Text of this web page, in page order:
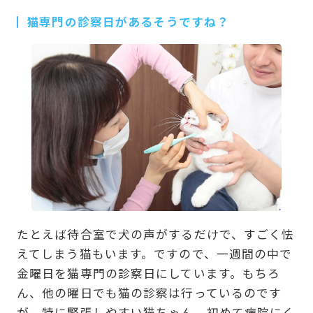
猫専門の診察日があるそうですね？
たとえば待合室で犬の声がするだけで、すごく怯
えてしまう猫もいます。ですので、一週間の中で
金曜日を猫専門の診察日にしています。もちろ
ん、他の曜日でも猫の診察は行っているのです